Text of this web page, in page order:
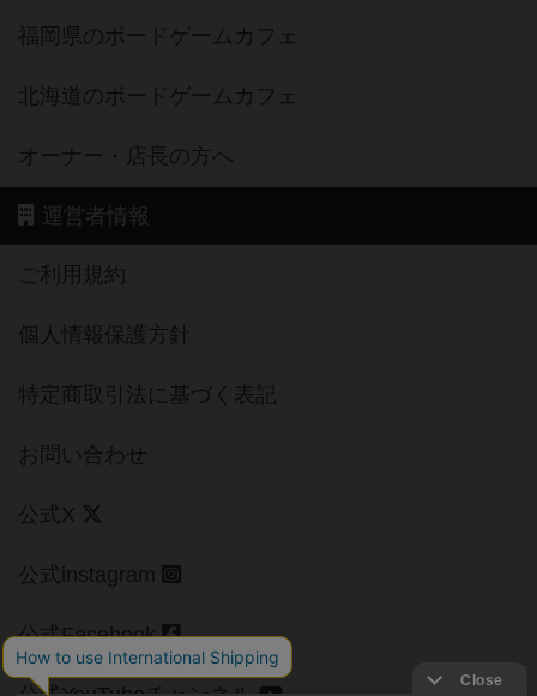
福岡県のボードゲームカフェ
北海道のボードゲームカフェ
オーナー・店長の方へ
運営者情報
ご利用規約
個人情報保護方針
特定商取引法に基づく表記
お問い合わせ
公式X
公式instagram
公式Facebook